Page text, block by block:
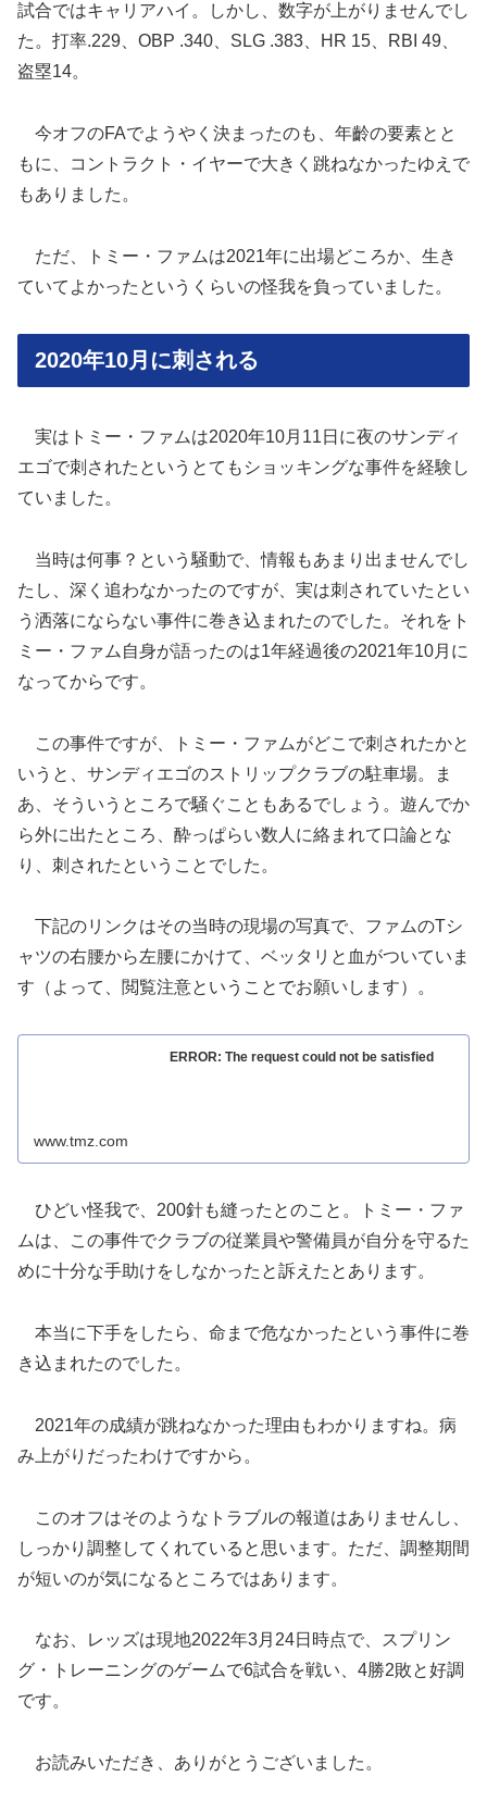
試合ではキャリアハイ。しかし、数字が上がりませんでし
た。打率.229、OBP .340、SLG .383、HR 15、RBI 49、
盗塁14。
今オフのFAでようやく決まったのも、年齡の要素とと
もに、コントラクト・イヤーで大きく跳ねなかったゆえで
もありました。
ただ、トミー・ファムは2021年に出場どころか、生き
ていてよかったというくらいの怪我を負っていました。
2020年10月に刺される
実はトミー・ファムは2020年10月11日に夜のサンディ
エゴで刺されたというとてもショッキングな事件を経験し
ていました。
当時は何事？という騒動で、情報もあまり出ませんでし
たし、深く追わなかったのですが、実は刺されていたとい
う洒落にならない事件に巻き込まれたのでした。それをト
ミー・ファム自身が語ったのは1年経過後の2021年10月に
なってからです。
この事件ですが、トミー・ファムがどこで刺されたかと
いうと、サンディエゴのストリップクラブの駐車場。ま
あ、そういうところで騒ぐこともあるでしょう。遊んでか
ら外に出たところ、酔っぱらい数人に絡まれて口論とな
り、刺されたということでした。
下記のリンクはその当時の現場の写真で、ファムのTシ
ャツの右腰から左腰にかけて、ベッタリと血がついていま
す（よって、閲覧注意ということでお願いします）。
ERROR: The request could not be satisfied
www.tmz.com
ひどい怪我で、200針も縫ったとのこと。トミー・ファ
ムは、この事件でクラブの従業員や警備員が自分を守るた
めに十分な手助けをしなかったと訴えたとあります。
本当に下手をしたら、命まで危なかったという事件に巻
き込まれたのでした。
2021年の成績が跳ねなかった理由もわかりますね。病
み上がりだったわけですから。
このオフはそのようなトラブルの報道はありませんし、
しっかり調整してくれていると思います。ただ、調整期間
が短いのが気になるところではあります。
なお、レッズは現地2022年3月24日時点で、スプリン
グ・トレーニングのゲームで6試合を戦い、4勝2敗と好調
です。
お読みいただき、ありがとうございました。